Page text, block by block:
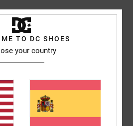
5/5
precio : 5/5 Talla
TO DC SHOES
your country